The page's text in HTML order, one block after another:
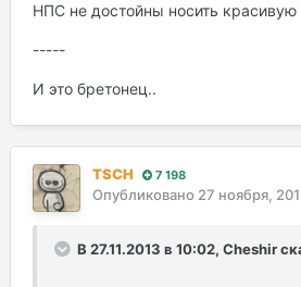
НПС не достойны носить красивую
-----
И это бретонец..
TSCH 7 198
Опубликовано 27 ноября,
В 27.11.2013 в 10:02, Cheshir